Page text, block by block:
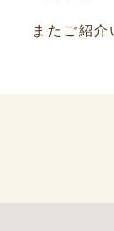
またご紹介